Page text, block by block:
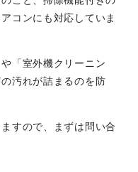
コンにも対応していま
「室外機クリーニン
汚れが詰まるのを防
すので、まずは問い合